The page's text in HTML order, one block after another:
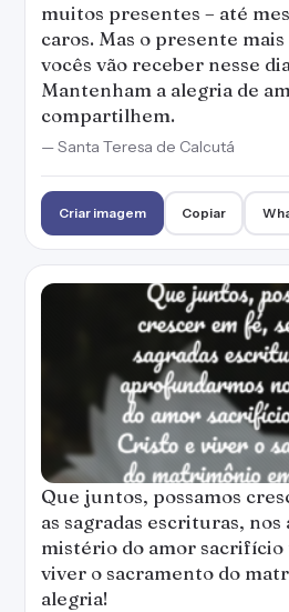
muitos presentes – até
caros. Mas o presente
vocês vão receber nesse
Mantenham a alegria de
compartilhem.
— Santa Teresa de Calcutá
Criar imagem Copiar
Que juntos, possamos
as sagradas escrituras,
mistério do amor sacrifício
viver o sacramento do
alegria!